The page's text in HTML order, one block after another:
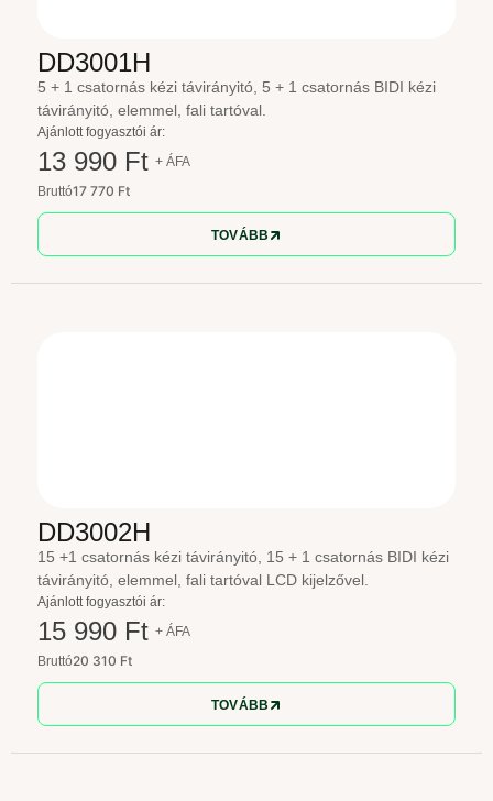
DD3001H
5 + 1 csatornás kézi távirányitó, 5 + 1 csatornás BIDI kézi
távirányitó, elemmel, fali tartóval.
Ajánlott fogyasztói ár:
13 990 Ft + ÁFA
Bruttó17 770 Ft
TOVÁBB
DD3002H
15 +1 csatornás kézi távirányitó, 15 + 1 csatornás BIDI kézi
távirányitó, elemmel, fali tartóval LCD kijelzővel.
Ajánlott fogyasztói ár:
15 990 Ft + ÁFA
Bruttó20 310 Ft
TOVÁBB